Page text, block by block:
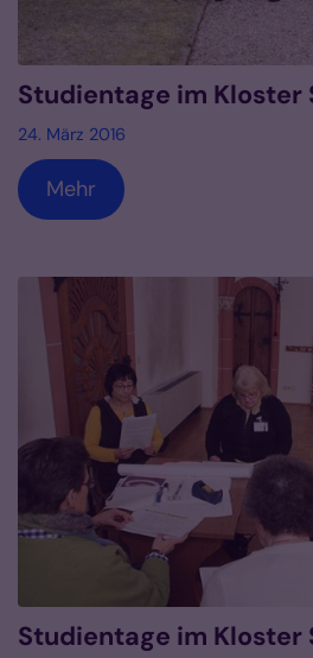
Studientage im Kloster
24. März 2016
Mehr
Studientage im Kloster